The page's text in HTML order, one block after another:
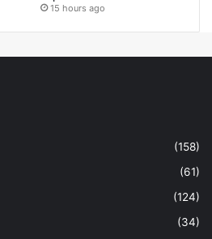
15 hours ago
(158)
(61)
(124)
(34)